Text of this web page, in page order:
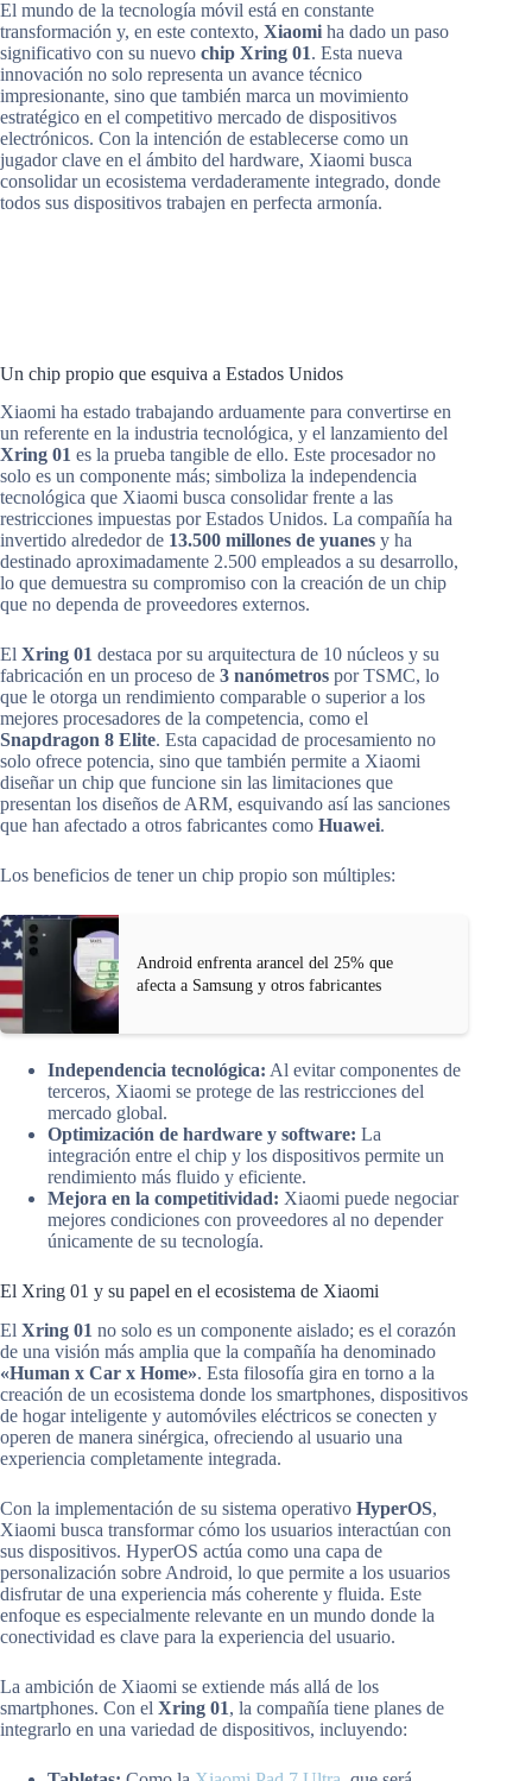
El mundo de la tecnología móvil está en constante
transformación y, en este contexto, Xiaomi ha dado un paso
significativo con su nuevo chip Xring 01. Esta nueva
innovación no solo representa un avance técnico
impresionante, sino que también marca un movimiento
estratégico en el competitivo mercado de dispositivos
electrónicos. Con la intención de establecerse como un
jugador clave en el ámbito del hardware, Xiaomi busca
consolidar un ecosistema verdaderamente integrado, donde
todos sus dispositivos trabajen en perfecta armonía.
Un chip propio que esquiva a Estados Unidos
Xiaomi ha estado trabajando arduamente para convertirse en
un referente en la industria tecnológica, y el lanzamiento del
Xring 01 es la prueba tangible de ello. Este procesador no
solo es un componente más; simboliza la independencia
tecnológica que Xiaomi busca consolidar frente a las
restricciones impuestas por Estados Unidos. La compañía ha
invertido alrededor de 13.500 millones de yuanes y ha
destinado aproximadamente 2.500 empleados a su desarrollo,
lo que demuestra su compromiso con la creación de un chip
que no dependa de proveedores externos.
El Xring 01 destaca por su arquitectura de 10 núcleos y su
fabricación en un proceso de 3 nanómetros por TSMC, lo
que le otorga un rendimiento comparable o superior a los
mejores procesadores de la competencia, como el
Snapdragon 8 Elite. Esta capacidad de procesamiento no
solo ofrece potencia, sino que también permite a Xiaomi
diseñar un chip que funcione sin las limitaciones que
presentan los diseños de ARM, esquivando así las sanciones
que han afectado a otros fabricantes como Huawei.
Los beneficios de tener un chip propio son múltiples:
Android enfrenta arancel del 25% que
afecta a Samsung y otros fabricantes
Independencia tecnológica: Al evitar componentes de
terceros, Xiaomi se protege de las restricciones del
mercado global.
Optimización de hardware y software: La
integración entre el chip y los dispositivos permite un
rendimiento más fluido y eficiente.
Mejora en la competitividad: Xiaomi puede negociar
mejores condiciones con proveedores al no depender
únicamente de su tecnología.
El Xring 01 y su papel en el ecosistema de Xiaomi
El Xring 01 no solo es un componente aislado; es el corazón
de una visión más amplia que la compañía ha denominado
«Human x Car x Home». Esta filosofía gira en torno a la
creación de un ecosistema donde los smartphones, dispositivos
de hogar inteligente y automóviles eléctricos se conecten y
operen de manera sinérgica, ofreciendo al usuario una
experiencia completamente integrada.
Con la implementación de su sistema operativo HyperOS,
Xiaomi busca transformar cómo los usuarios interactúan con
sus dispositivos. HyperOS actúa como una capa de
personalización sobre Android, lo que permite a los usuarios
disfrutar de una experiencia más coherente y fluida. Este
enfoque es especialmente relevante en un mundo donde la
conectividad es clave para la experiencia del usuario.
La ambición de Xiaomi se extiende más allá de los
smartphones. Con el Xring 01, la compañía tiene planes de
integrarlo en una variedad de dispositivos, incluyendo: